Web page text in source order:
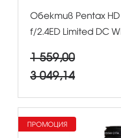
Обектив Pentax HD
f/2.4ED Limited DC
1 559,00
3 049,14
ПРОМОЦИЯ